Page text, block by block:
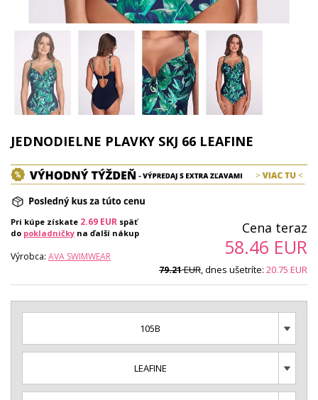
JEDNODIELNE PLAVKY SKJ 66 LEAFINE
Pri kúpe získate 2.69 EUR späť
do pokladničky na ďalší nákup
Výrobca: AVA SWIMWEAR
Cena teraz
58.46 EUR
79.21EUR, dnes ušetríte: 20.75 EUR
105B
LEAFINE